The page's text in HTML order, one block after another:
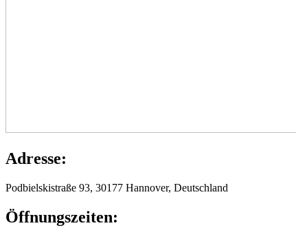
Adresse:
Podbielskistraße 93, 30177 Hannover, Deutschland
Öffnungszeiten: